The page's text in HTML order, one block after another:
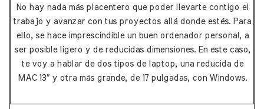
No hay nada más placentero que poder llevarte contigo el
trabajo y avanzar con tus proyectos allá donde estés. Para
ello, se hace imprescindible un buen ordenador personal, a
ser posible ligero y de reducidas dimensiones. En este caso,
te voy a hablar de dos tipos de laptop, una reducida de
MAC 13″ y otra más grande, de 17 pulgadas, con Windows.